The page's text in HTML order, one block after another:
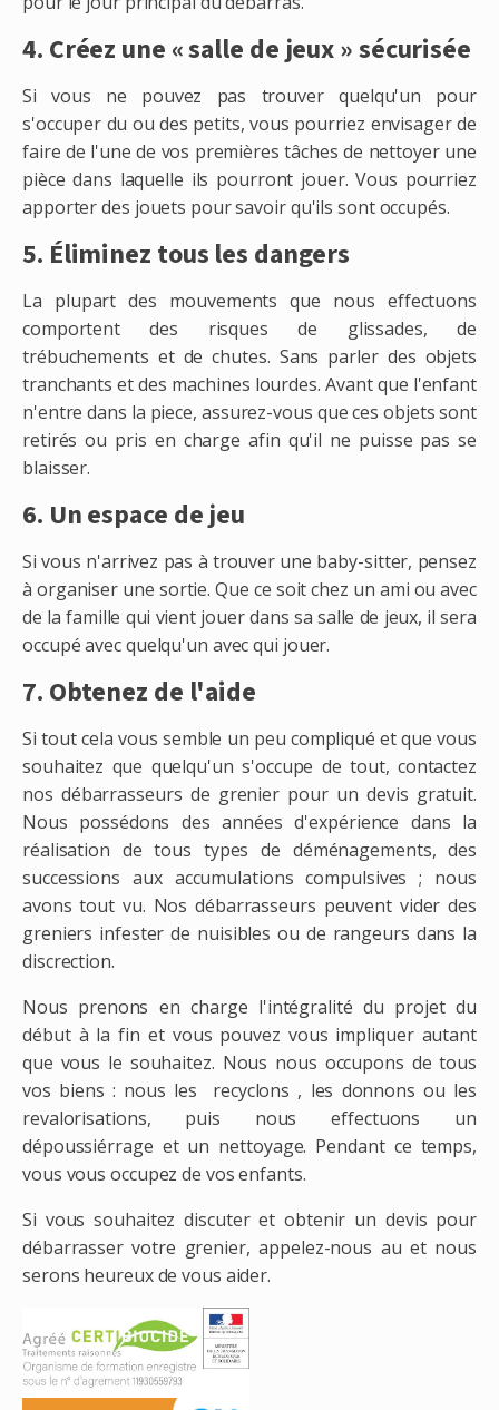
4. Créez une « salle de jeux » sécurisée
Si vous ne pouvez pas trouver quelqu'un pour
s'occuper du ou des petits, vous pourriez envisager de
faire de l'une de vos premières tâches de nettoyer une
pièce dans laquelle ils pourront jouer. Vous pourriez
apporter des jouets pour savoir qu'ils sont occupés.
5. Éliminez tous les dangers
La plupart des mouvements que nous effectuons
comportent des risques de glissades, de
trébuchements et de chutes. Sans parler des objets
tranchants et des machines lourdes. Avant que l'enfant
n'entre dans la piece, assurez-vous que ces objets sont
retirés ou pris en charge afin qu'il ne puisse pas se
blaisser.
6. Un espace de jeu
Si vous n'arrivez pas à trouver une baby-sitter, pensez
à organiser une sortie. Que ce soit chez un ami ou avec
de la famille qui vient jouer dans sa salle de jeux, il sera
occupé avec quelqu'un avec qui jouer.
7. Obtenez de l'aide
Si tout cela vous semble un peu compliqué et que vous
souhaitez que quelqu'un s'occupe de tout, contactez
nos débarrasseurs de grenier pour un devis gratuit.
Nous possédons des années d'expérience dans la
réalisation de tous types de déménagements, des
successions aux accumulations compulsives ; nous
avons tout vu. Nos débarrasseurs peuvent vider des
greniers infester de nuisibles ou de rangeurs dans la
discrection.
Nous prenons en charge l'intégralité du projet du
début à la fin et vous pouvez vous impliquer autant
que vous le souhaitez. Nous nous occupons de tous
vos biens : nous les recyclons , les donnons ou les
revalorisations, puis nous effectuons un
dépoussiérrage et un nettoyage. Pendant ce temps,
vous vous occupez de vos enfants.
Si vous souhaitez discuter et obtenir un devis pour
débarrasser votre grenier, appelez-nous au et nous
serons heureux de vous aider.